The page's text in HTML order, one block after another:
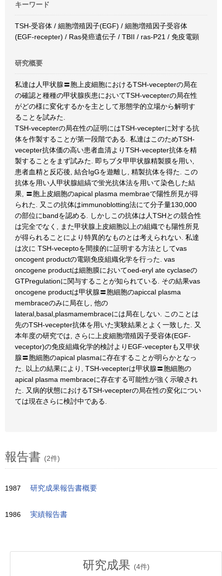
キーワード
TSH-受容体 / 細胞増殖因子(EGF) / 細胞増殖因子受容体
(EGF-recepter) / Ras発癌遺伝子 / TBII / ras-P21 / 免疫電顕
研究概要
私達は人甲状腺〓胞上皮細胞におけるTSH-vecepterの局在
の確認と種種の甲状腺疾患においてTSH-vecepterの局在性
がどの様に変化するかを主として形態学的立場から解明す
ることを試みた.
TSH-vecepterの局在性の証明にはTSH-vecepterに対する抗
体を作製することが第一段階である. 私達はこのためTSH-
vecepter抗体価の高い患者血清よりTSH-vecepter抗体を精
製することをまず試みた. 即ちブタ甲甲状腺精製膜を用い,
患者血精と反応後, 結合IgGを遊離し, 精製抗体を得た. この
抗体を用い人甲状腺組縞で蛍光抗体法を用いて染色した結
果, 〓胞上皮細胞のapical plasma membraeで陽性所見が得
られた. 又この抗体はimmunoblotting法にて分子量130,000
の部位にbandを認める. しかしこの抗体は人TSHとの競合性
は完全でなく, また甲状腺上皮細胞以上の組織でも陽性所見
が得られることにより特異的なものとは考えられない. 私達
は次に TSH-veceptoを間接的に証明する方法としてvas
oncogent productの電顕免疫組織化学を行った. vas
oncogene productは細胞膜においてoed-eryl ate cyclaseの
GTPregulationに関与することが知られている. その結果vas
oncogene productは甲状腺〓胞細胞のapiccal plasma
membraceのみに局在し, 他の
lateral,basal,plasmamembraceには局在しない. このことは
先のTSH-vecepter抗体を用いた実験結果とよく一致した. 又
本年度の研究では, さらに上皮細胞増殖因子受容体(EGF-
veceptor)の免疫組織化学的検討よりEGF-vecepterも又甲状
腺〓胞細胞のapical plasmaに存在することが明らかとなっ
た. 以上の結果により, TSH-vecepterは甲状腺〓胞細胞の
apical plasma membraceに存在する可能性が強く示唆され
た. 又病的状態におけるTSH-vecepterの局在性の変化につい
ては現在さらに検討中である.
報告書 (2件)
1987 研究成果報告書概要
1986 実績報告書
研究成果 (4件)